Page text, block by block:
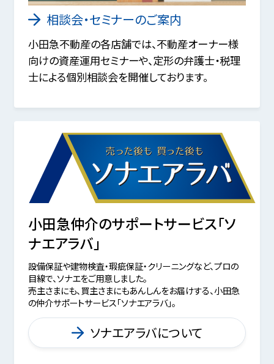
相談会・セミナーのご案内
小田急不動産の各店舗では、不動産オーナー様
向けの資産運用セミナーや、定形の弁護士・税理
士による個別相談会を開催しております。
小田急仲介のサポートサービス「ソ
ナエアラバ」
設備保証や建物検査・瑕疵保証・クリーニングなど、プロの
目線で、ソナエをご用意しました。
売主さまにも、買主さまにもあんしんをお届けする、小田急
の仲介サポートサービス「ソナエアラバ」。
ソナエアラバについて